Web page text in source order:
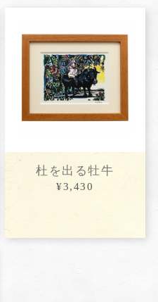
杜を出る牡牛
¥3,430